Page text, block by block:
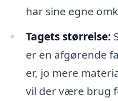
har sine egne
Tagets størrelse:
er en afgørende
er, jo mere
vil der være brug